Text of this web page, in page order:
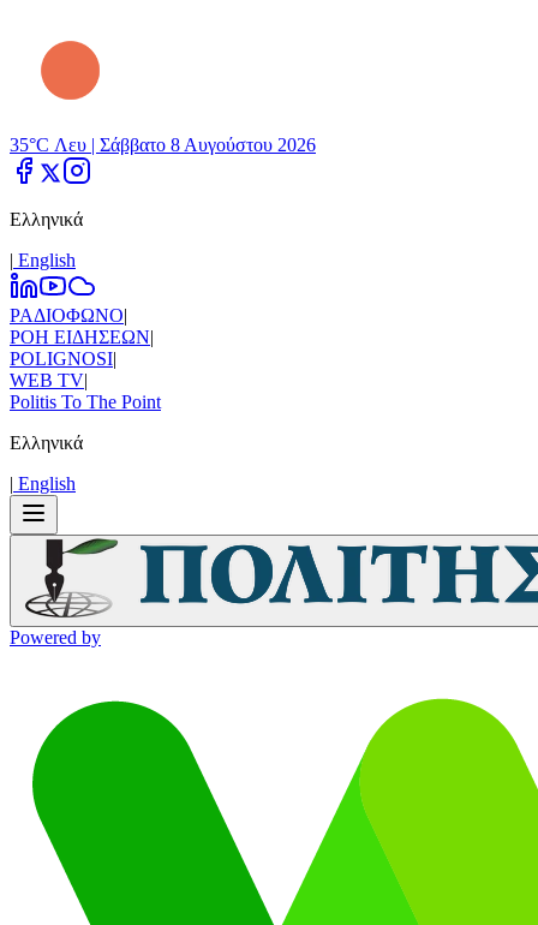
35°C Λευ | Σάββατο 8 Αυγούστου 2026
Ελληνικά
| Εnglish
ΡΑΔΙΟΦΩΝΟ|
ΡΟΗ ΕΙΔΗΣΕΩΝ|
POLIGNOSI|
WEB TV|
Politis To The Point
Ελληνικά
| Εnglish
Powered by